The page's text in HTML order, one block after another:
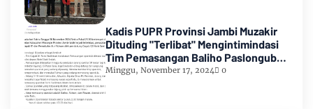
Kadis PUPR Provinsi Jambi Muzakir
Dituding "Terlibat" Mengintimindasi
Tim Pemasangan Baliho Paslongub
Romi-Sudirman
Minggu, November 17, 2024 0